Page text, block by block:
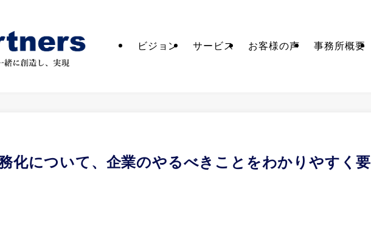
ビジョン サービス お客様の声 事務所概要
化について、企業のやるべきことをわかりやすく要